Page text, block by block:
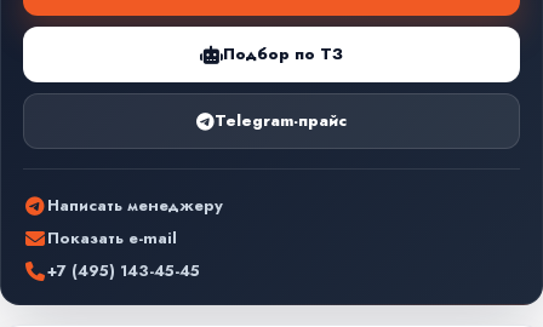
Подбор по ТЗ
Telegram-прайс
Написать менеджеру
Показать e-mail
+7 (495) 143-45-45